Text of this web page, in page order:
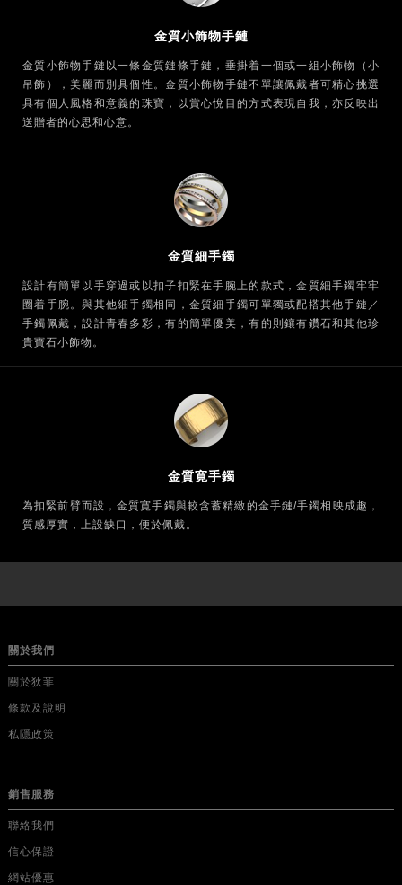
金質小飾物手鏈
金質小飾物手鏈以一條金質鏈條手鏈，垂掛着一個或一組小飾物（小
吊飾），美麗而別具個性。金質小飾物手鏈不單讓佩戴者可精心挑選
具有個人風格和意義的珠寶，以賞心悅目的方式表現自我，亦反映出
送贈者的心思和心意。
金質細手鐲
設計有簡單以手穿過或以扣子扣緊在手腕上的款式，金質細手鐲牢牢
圈着手腕。與其他細手鐲相同，金質細手鐲可單獨或配搭其他手鏈／
手鐲佩戴，設計青春多彩，有的簡單優美，有的則鑲有鑽石和其他珍
貴寶石小飾物。
金質寛手鐲
為扣緊前臂而設，金質寛手鐲與較含蓄精緻的金手鏈/手鐲相映成趣，
質感厚實，上設缺口，便於佩戴。
關於我們
關於狄菲
條款及說明
私隱政策
銷售服務
聯絡我們
信心保證
網站優惠